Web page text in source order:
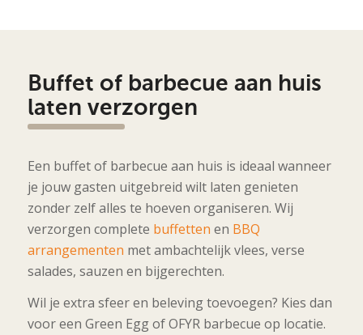
Buffet of barbecue aan huis
laten verzorgen
Een buffet of barbecue aan huis is ideaal wanneer
je jouw gasten uitgebreid wilt laten genieten
zonder zelf alles te hoeven organiseren. Wij
verzorgen complete buffetten en BBQ
arrangementen met ambachtelijk vlees, verse
salades, sauzen en bijgerechten.
Wil je extra sfeer en beleving toevoegen? Kies dan
voor een Green Egg of OFYR barbecue op locatie.